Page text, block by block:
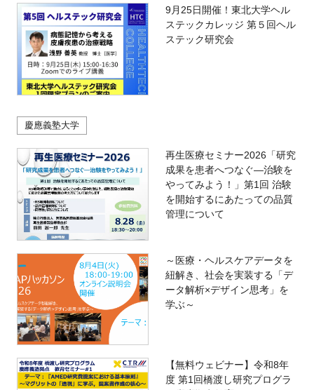
9月25日開催！東北大学ヘル
ステックカレッジ 第５回ヘル
ステック研究会
慶應義塾大学
再生医療セミナー2026「研究
成果を患者へつなぐ―治験を
やってみよう！」第1回 治験
を開始するにあたっての品質
管理について
～医療・ヘルスケアデータを
紐解き、社会を実装する「デ
ータ解析×デザイン思考」を
学ぶ～
【無料ウェビナー】令和8年
度 第1回橋渡し研究プログラ